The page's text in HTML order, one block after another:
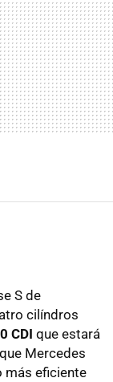
S de
cilíndros
CDI que estará
Mercedes
más eficiente